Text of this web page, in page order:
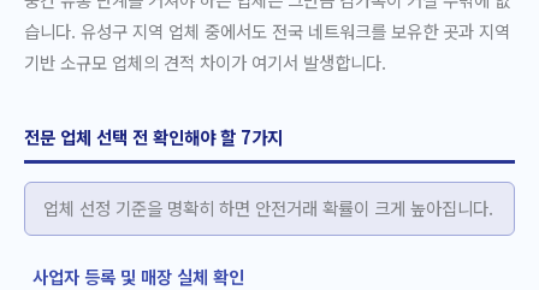
습니다. 유성구 지역 업체 중에서도 전국 네트워크를 보유한 곳과 지역
기반 소규모 업체의 견적 차이가 여기서 발생합니다.
전문 업체 선택 전 확인해야 할 7가지
업체 선정 기준을 명확히 하면 안전거래 확률이 크게 높아집니다.
사업자 등록 및 매장 실체 확인